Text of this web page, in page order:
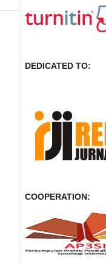
DEDICATED TO:
COOPERATION: